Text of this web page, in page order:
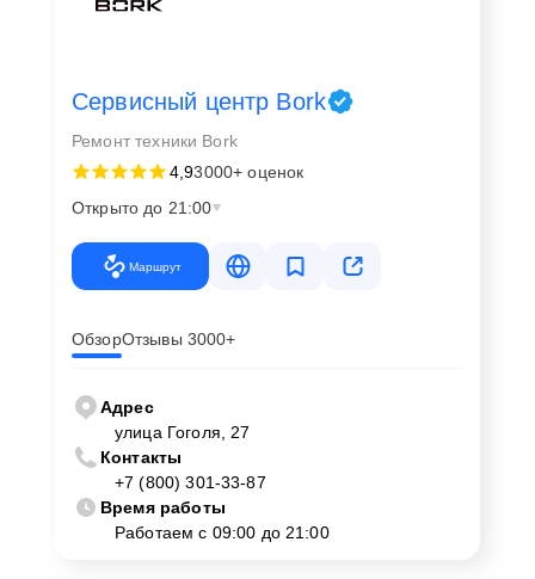
Сервисный центр Bork
Ремонт техники Bork
4,93000+ оценок
Открыто до 21:00
Маршрут
ОбзорОтзывы 3000+
Адрес
улица Гоголя, 27
Контакты
+7 (800) 301-33-87
Время работы
Работаем с 09:00 до 21:00